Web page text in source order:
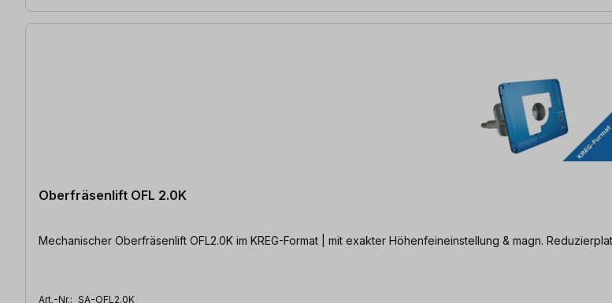
Oberfräsenlift OFL 2.0K
Mechanischer Oberfräsenlift OFL2.0K im KREG-Format | mit exakter Höhenfeineinstellung & magn.
Art.-Nr.: SA-OFL2.0K